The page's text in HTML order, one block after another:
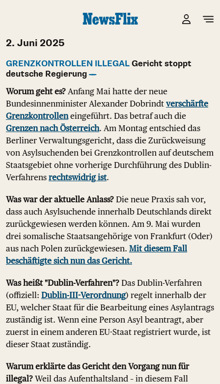
2. Juni 2025
GRENZKONTROLLEN ILLEGAL Gericht stoppt
deutsche Regierung
Worum geht es? Anfang Mai hatte der neue
Bundesinnenminister Alexander Dobrindt verschärfte
Grenzkontrolleneingeführt. Das betraf auch die
Grenzen nach Österreich. Am Montag entschied das
Berliner Verwaltungsgericht, dass die Zurückweisung
von Asylsuchenden bei Grenzkontrollen auf deutschem
Staatsgebiet ohne vorherige Durchführung des Dublin-
Verfahrens rechtswidrig ist.
Was war der aktuelle Anlass? Die neue Praxis sah vor,
dass auch Asylsuchende innerhalb Deutschlands direkt
zurückgewiesen werden können. Am 9. Mai wurden
drei somalische Staatsangehörige von Frankfurt (Oder)
aus nach Polen zurückgewiesen. Mit diesem Fall
beschäftigte sich nun das Gericht.
Was heißt "Dublin-Verfahren"? Das Dublin-Verfahren
(offiziell: Dublin-III-Verordnung) regelt innerhalb der
EU, welcher Staat für die Bearbeitung eines Asylantrags
zuständig ist. Wenn eine Person Asyl beantragt, aber
zuerst in einem anderen EU-Staat registriert wurde, ist
dieser Staat zuständig.
Warum erklärte das Gericht den Vorgang nun für
illegal? Weil das Aufenthaltsland – in diesem Fall